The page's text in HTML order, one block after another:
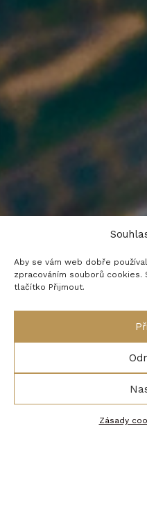
Aby se vám web dobře
zpracováním souborů cookies.
tlačítko Přijmout.
Zásady
„MÁLO
MODERNÍ